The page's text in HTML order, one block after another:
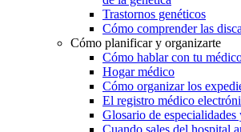
Trastornos genéticos
Cómo comprender las
Cómo planificar y organizarte
Cómo hablar con tu
Hogar médico
Cómo organizar los
El registro médico
Glosario de especialidades
Cuando sales del hospital